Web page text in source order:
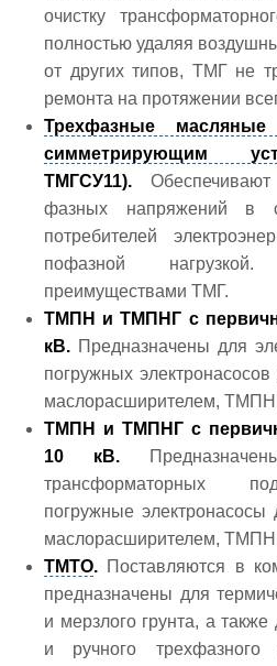
очистку
полностью удаляя
от других типов, ТМГ не
ремонта на протяжении
Трехфазные
симметрирующим
ТМГСУ11).
фазных напряжений в
потребителей
пофазной
преимуществами ТМГ.
ТМПН и ТМПНГ с
кВ. Предназначены для
погружных
маслорасширителем,
ТМПН и ТМПНГ с
10 кВ.
трансформаторных
погружные
маслорасширителем,
ТМТО. Поставляются в
предназначены для
и мерзлого грунта, а
и ручного трехфазного